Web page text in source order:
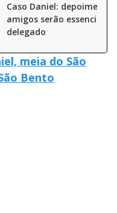
Caso Daniel:
amigos serão essenciais,
delegado
meia do São
Bento